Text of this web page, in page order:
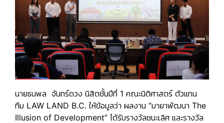
นายธนพล จันทร์ดวง นิสิตชั้นปีที่ 1 คณะนิติศาสตร์ ตัวแทน
ทีม LAW LAND B.C. ให้ข้อมูลว่า ผลงาน “มายาพัฒนา The
Illusion of Development” ได้รับรางวัลชนะเลิศ และรางวัล